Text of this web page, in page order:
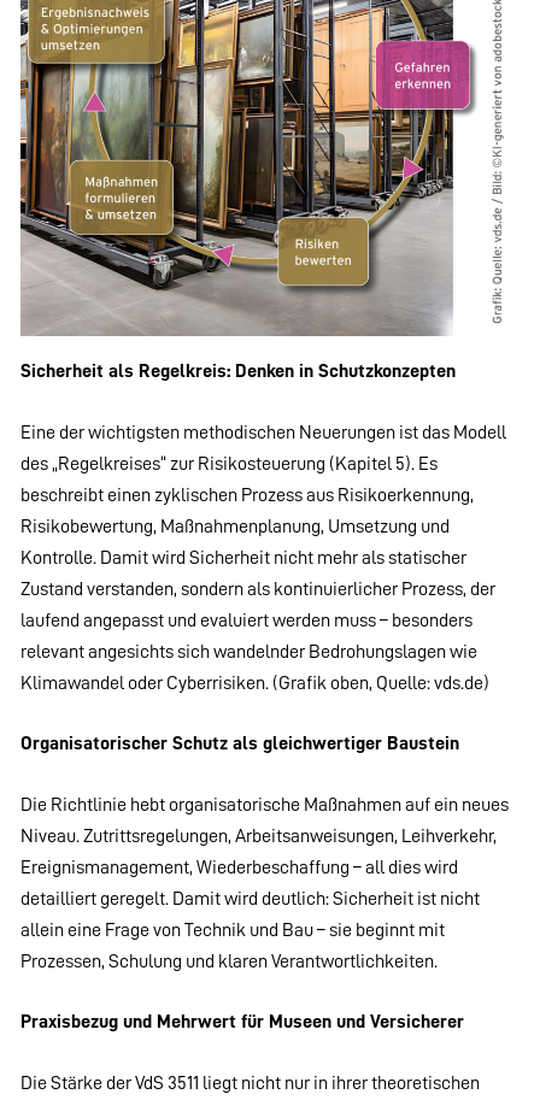
Sicherheit als Regelkreis: Denken in Schutzkonzepten
Eine der wichtigsten methodischen Neuerungen ist das Modell
des „Regelkreises“ zur Risikosteuerung (Kapitel 5). Es
beschreibt einen zyklischen Prozess aus Risikoerkennung,
Risikobewertung, Maßnahmenplanung, Umsetzung und
Kontrolle. Damit wird Sicherheit nicht mehr als statischer
Zustand verstanden, sondern als kontinuierlicher Prozess, der
laufend angepasst und evaluiert werden muss – besonders
relevant angesichts sich wandelnder Bedrohungslagen wie
Klimawandel oder Cyberrisiken. (Grafik oben, Quelle: vds.de)
Organisatorischer Schutz als gleichwertiger Baustein
Die Richtlinie hebt organisatorische Maßnahmen auf ein neues
Niveau. Zutrittsregelungen, Arbeitsanweisungen, Leihverkehr,
Ereignismanagement, Wiederbeschaffung – all dies wird
detailliert geregelt. Damit wird deutlich: Sicherheit ist nicht
allein eine Frage von Technik und Bau – sie beginnt mit
Prozessen, Schulung und klaren Verantwortlichkeiten.
Praxisbezug und Mehrwert für Museen und Versicherer
Die Stärke der VdS 3511 liegt nicht nur in ihrer theoretischen